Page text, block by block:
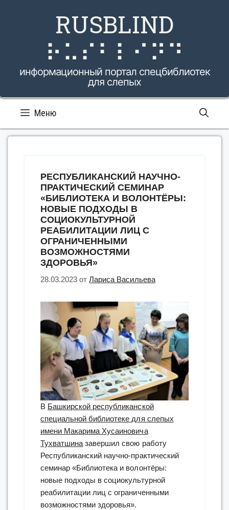
RUSBLIND
⠗⠥⠎⠃⠇⠊⠝⠙
информационный портал спецбиблиотек
для слепых
Меню
РЕСПУБЛИКАНСКИЙ НАУЧНО-
ПРАКТИЧЕСКИЙ СЕМИНАР
«БИБЛИОТЕКА И ВОЛОНТЁРЫ:
НОВЫЕ ПОДХОДЫ В
СОЦИОКУЛЬТУРНОЙ
РЕАБИЛИТАЦИИ ЛИЦ С
ОГРАНИЧЕННЫМИ
ВОЗМОЖНОСТЯМИ
ЗДОРОВЬЯ»
28.03.2023 отЛариса Васильева
В Башкирской республиканской
специальной библиотеке для слепых
имени Макарима Хусаиновича
Тухватшина завершил свою работу
Республиканский научно-практический
семинар «Библиотека и волонтёры:
новые подходы в социокультурной
реабилитации лиц с ограниченными
возможностями здоровья».